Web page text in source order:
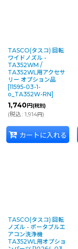
TASCO(タスコ) 回転
ワイドノズル -
TA352WM /
TA352WL用アクセサ
リー オプション品
[11595-03-1-
o_TA352W-RN]
1,740円 (税別)
(税込: 1,914円)
カートに入れる
TASCO(タスコ) 回転
ノズル - ポータブルエ
アコン洗浄機
TA352WL用オプショ